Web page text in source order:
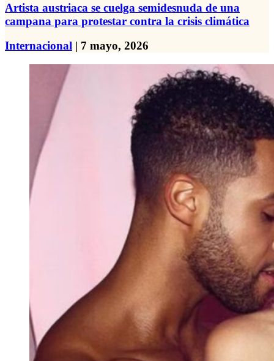
Artista austriaca se cuelga semidesnuda de una
campana para protestar contra la crisis climática
Internacional | 7 mayo, 2026